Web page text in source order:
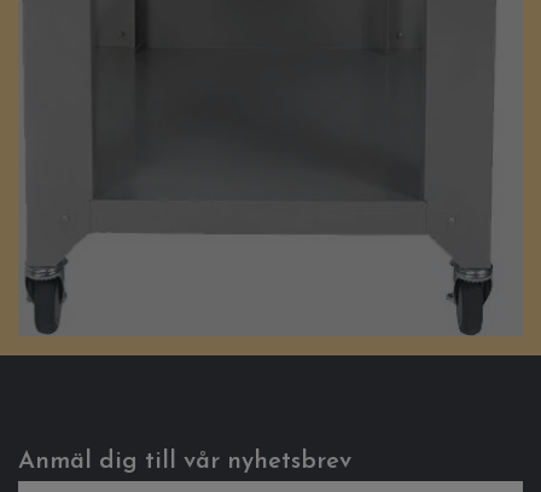
Anmäl dig till vår nyhetsbrev